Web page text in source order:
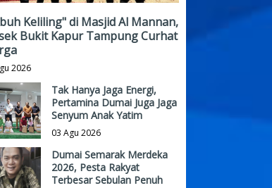
Keliling" di Masjid Al Mannan,
Bukit Kapur Tampung Curhat
2026
Tak Hanya Jaga Energi,
Pertamina Dumai Juga Jaga
Senyum Anak Yatim
03 Agu 2026
Dumai Semarak Merdeka
2026, Pesta Rakyat
Terbesar Sebulan Penuh